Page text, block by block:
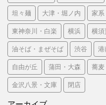
坦々麺 大津・堀ノ内 家系
東神奈川・白楽 横浜 横須
油そば・まぜそば 渋谷 港
自由が丘 蒲田・大森 蕎麦
金沢八景・文庫 閉店